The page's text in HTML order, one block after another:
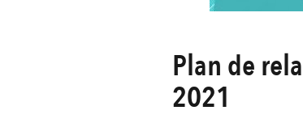
Plan de
2021